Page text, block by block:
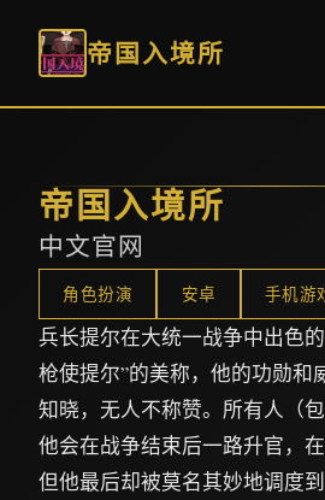
帝国入境所
帝国入境所
中文官网
角色扮演 安卓 手机游
兵长提尔在大统一战争中出色
枪使提尔”的美称，他的功勋和
知晓，无人不称赞。所有人（
他会在战争结束后一路升官，在
但他最后却被莫名其妙地调度